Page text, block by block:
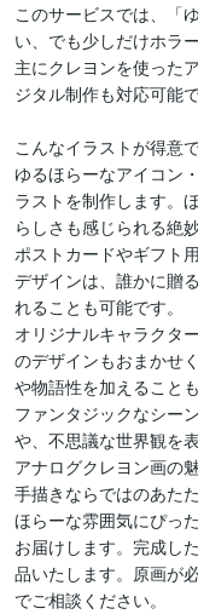
このサービスでは、「
い、でも少しだけホラ
主にクレヨンを使った
ジタル制作も対応可能
こんなイラストが得意
ゆるほらーなアイコン
ラストを制作します。
らしさも感じられる絶
ポストカードやギフト
デザインは、誰かに贈
れることも可能です。
オリジナルキャラクタ
のデザインもおまかせ
や物語性を加えること
ファンタジックなシー
や、不思議な世界観を
アナログクレヨン画の
手描きならではのあた
ほらーな雰囲気にぴっ
お届けします。完成し
品いたします。原画が
でご相談ください。